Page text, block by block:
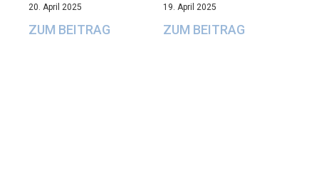
20. April 2025
ZUM BEITRAG
19. April 2025
ZUM BEITRAG